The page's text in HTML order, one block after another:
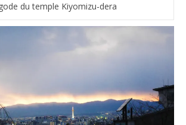
du temple Kiyomizu-dera